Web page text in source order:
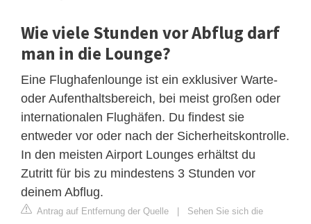
Wie viele Stunden vor Abflug darf
man in die Lounge?
Eine Flughafenlounge ist ein exklusiver Warte-
oder Aufenthaltsbereich, bei meist großen oder
internationalen Flughäfen. Du findest sie
entweder vor oder nach der Sicherheitskontrolle.
In den meisten Airport Lounges erhältst du
Zutritt für bis zu mindestens 3 Stunden vor
deinem Abflug.
Antrag auf Entfernung der Quelle
Sehen Sie sich die